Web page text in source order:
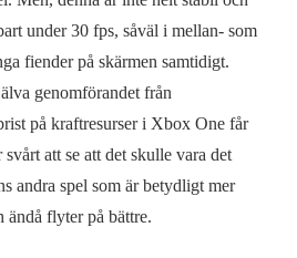
under 30 fps, såväl i mellan- som
fiender på skärmen samtidigt.
genomförandet från
på kraftresurser i Xbox One får
att se att det skulle vara det
andra spel som är betydligt mer
ändå flyter på bättre.